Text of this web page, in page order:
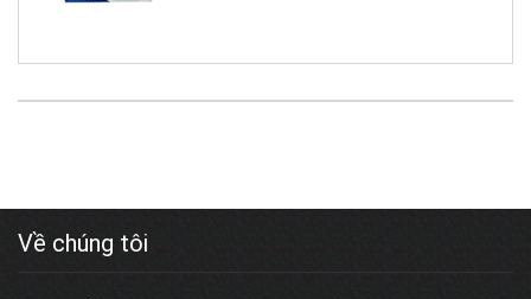
Về chúng tôi